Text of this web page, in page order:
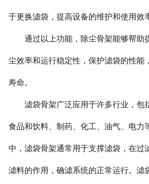
于更换滤袋，提高设备的维护和使用效
通过以上功能，除尘骨架能够帮助
尘效率和运行稳定性，保护滤袋的性能
寿命。
滤袋骨架广泛应用于许多行业，包括
食品和饮料、制药、化工、油气、电力
中，滤袋骨架通常用于支撑滤袋，在过
滤料的作用，确滤系统的正常运行。滤